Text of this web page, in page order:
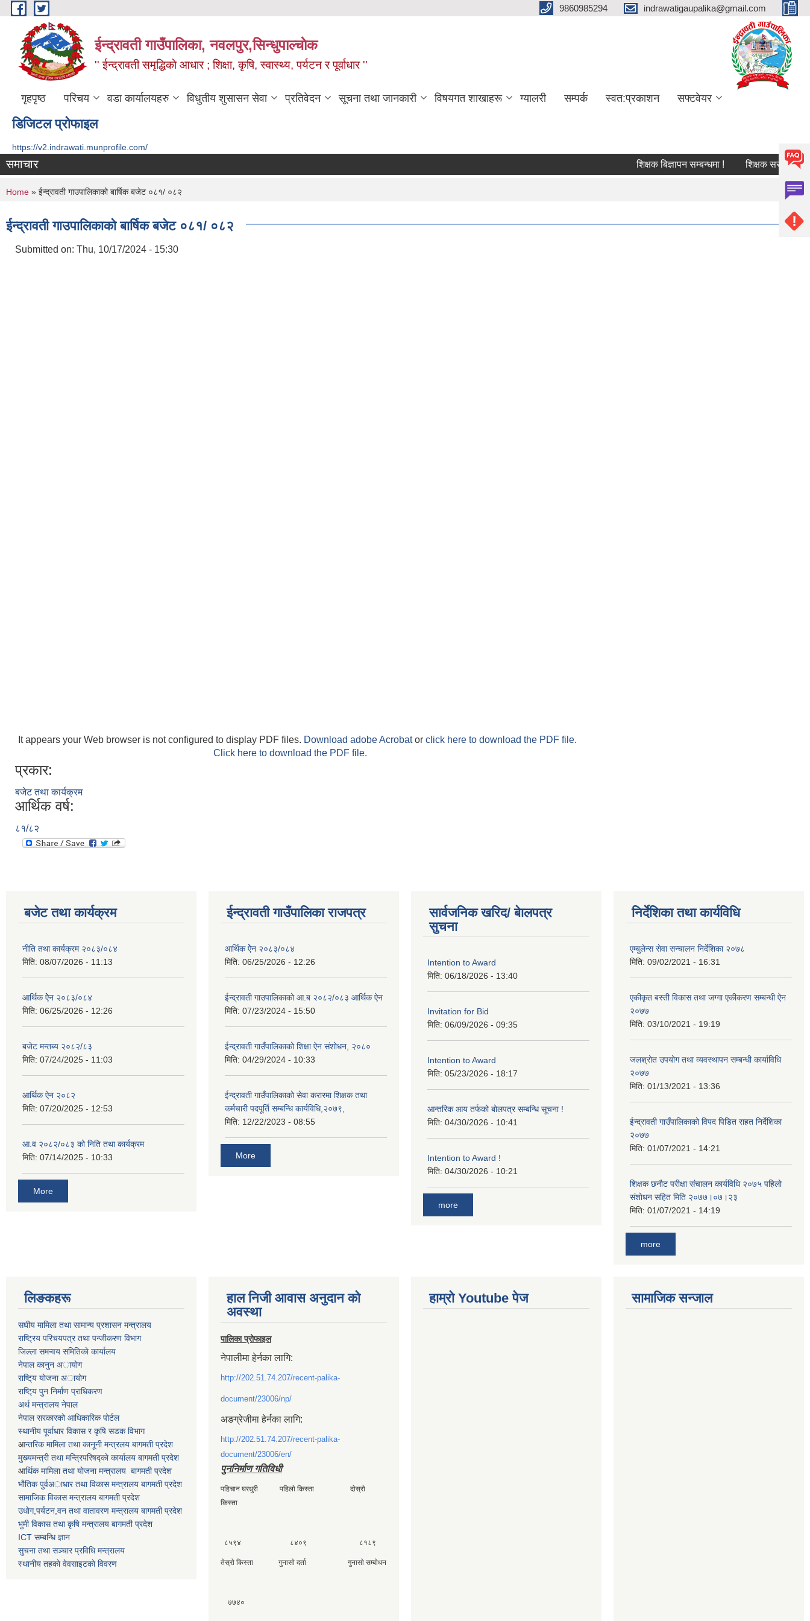
Skip to main content 9860985294 indrawatigaupalika@gmail.com
ईन्द्रावती गाउँपालिका, नवलपुर,सिन्धुपाल्चाेक
'' ईन्द्रावती समृद्धिकाे आधार ; शिक्षा, कृषि, स्वास्थ्य, पर्यटन र पूर्वाधार ''
गृहपृष्ठ परिचय वडा कार्यालयहरु विधुतीय शुसासन सेवा प्रतिवेदन सूचना तथा जानकारी विषयगत शाखाहरू ग्यालरी सम्पर्क स्वत:प्रकाशन सफ्टवेयर
डिजिटल प्रोफाइल
https://v2.indrawati.munprofile.com/
समाचार शिक्षक बिज्ञापन सम्बन्धमा ! शिक्षक सरुवा सम्बन्धि
You are here
Home » ईन्द्रावती गाउपालिकाको बार्षिक बजेट ०८१/ ०८२
ईन्द्रावती गाउपालिकाको बार्षिक बजेट ०८१/ ०८२
Submitted on: Thu, 10/17/2024 - 15:30
It appears your Web browser is not configured to display PDF files. Download adobe Acrobator click here to download the PDF file.
Click here to download the PDF file.
प्रकार:
बजेट तथा कार्यक्रम
आर्थिक वर्ष:
८१/८२
बजेट तथा कार्यक्रम
नीति तथा कार्यक्रम २०८३/०८४
मिति: 08/07/2026 - 11:13
आर्थिक ऐेन २०८३/०८४
मिति: 06/25/2026 - 12:26
बजेट मन्तब्य २०८२/८३
मिति: 07/24/2025 - 11:03
आर्थिक ऐन २०८२
मिति: 07/20/2025 - 12:53
आ.व २०८२/०८३ को निति तथा कार्यक्रम
मिति: 07/14/2025 - 10:33
More
ईन्द्रावती गाउँपालिका राजपत्र
आर्थिक ऐेन २०८३/०८४
मिति: 06/25/2026 - 12:26
ईन्द्रावती गाउपालिकाको आ.ब २०८२/०८३ आर्थिक ऐन
मिति: 07/23/2024 - 15:50
ईन्द्रावती गाउँपालिकाको शिक्षा ऐन संशोधन, २०८०
मिति: 04/29/2024 - 10:33
ईन्द्रावती गाउँपालिकाको सेवा करारमा शिक्षक तथा
कर्मचारी पदपूर्ति सम्बन्धि कार्यविधि,२०७९,
मिति: 12/22/2023 - 08:55
More
सार्वजनिक खरिद/ बेालपत्र
सुचना
Intention to Award
मिति: 06/18/2026 - 13:40
Invitation for Bid
मिति: 06/09/2026 - 09:35
Intention to Award
मिति: 05/23/2026 - 18:17
आन्तरिक आय तर्फको बोलपत्र सम्बन्धि सूचना !
मिति: 04/30/2026 - 10:41
Intention to Award !
मिति: 04/30/2026 - 10:21
more
निर्देशिका तथा कार्यविधि
एम्बुलेन्स सेवा सन्चालन निर्देशिका २०७८
मिति: 09/02/2021 - 16:31
एकीकृत बस्ती विकास तथा जग्गा एकीकरण सम्बन्धी ऐन
२०७७
मिति: 03/10/2021 - 19:19
जलश्रोत उपयोग तथा व्यवस्थापन सम्बन्धी कार्याविधि
२०७७
मिति: 01/13/2021 - 13:36
ईन्द्रावती गाउँपालिकाको विपद पिडित राहत निर्देशिका
२०७७
मिति: 01/07/2021 - 14:21
शिक्षक छनाैट परीक्षा संचालन कार्यविधि २०७५ पहिलाे
स‌ंशाेधन सहित मिति २०७७।०७।२३
मिति: 01/07/2021 - 14:19
more
लिङकहरू
स‌घीय मामिला तथा सामान्य प्रशासन मन्त्रालय
राष्ट्रिय परिचयपत्र तथा पन्जीकरण विभाग
जिल्ला समन्वय समितिकाे कार्यालय
नेपाल कानुन अायाेग
राष्टि्य याेजना अायाेग
राष्टि्य पुन निर्माण प्राधिकरण
अर्थ मन्त्रालय नेपाल
नेपाल सरकारको आधिकारिक पोर्टल
स्थानीय पूर्वाधार विकास र कृषि सडक विभाग
आन्तरिक मामिला तथा कानूनी मन्त्रलय बागमती प्रदेश
मुख्यमन्त्री तथा मन्त्रिपरिषद्काे कार्यालय बागमती प्रदेश
आर्थिक मामिला तथा याेजना मन्त्रालय बागमती प्रदेश
भाैतिक पुर्वअाधार तथा विकास मन्त्रालय बागमती प्रदेश
सामाजिक विकास मन्त्रालय बागमती प्रदेश
उधाेग,पर्यटन,वन तथा वातावरण मन्त्रालय बागमती प्रदेश
भुमी विकास तथा कृषि मन्त्रालय बागमती प्रदेश
ICT सम्बन्धि ज्ञान
सुचना तथा सञ्चार प्रविधि मन्त्रालय
स्थानीय तहकाे वेवसाइटकाे विवरण
हाल निजी आवास अनुदान काे
अवस्था
पालिका प्रोफाइल
नेपालीमा हेर्नका लागि:
http://202.51.74.207/recent-palika-
document/23006/np/
अङग्रेजीमा हेर्नका लागि:
http://202.51.74.207/recent-palika-
document/23006/en/
पुननिर्माण गतिविधी
पहिचान घरधुरी पहिलाे किस्ता दाेस्राे
किस्ता
८५९४ ८४०९ ८१८९
तेस्राे किस्ता गुनासाे दर्ता गुनासाे सम्बाेधन
७७४०
हाम्राे Youtube पेज सामाजिक सन्जाल